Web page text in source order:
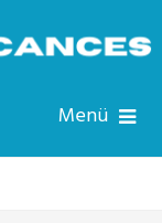
Menü